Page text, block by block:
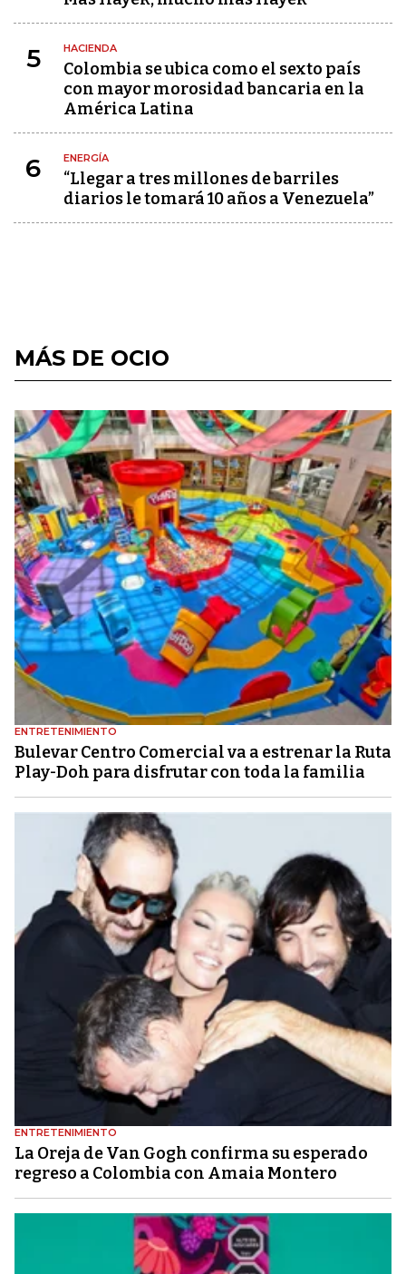
5 HACIENDA
Colombia se ubica como el sexto país
con mayor morosidad bancaria en la
América Latina
6 ENERGÍA
“Llegar a tres millones de barriles
diarios le tomará 10 años a Venezuela”
MÁS DE OCIO
ENTRETENIMIENTO
Bulevar Centro Comercial va a estrenar la Ruta
Play-Doh para disfrutar con toda la familia
ENTRETENIMIENTO
La Oreja de Van Gogh confirma su esperado
regreso a Colombia con Amaia Montero